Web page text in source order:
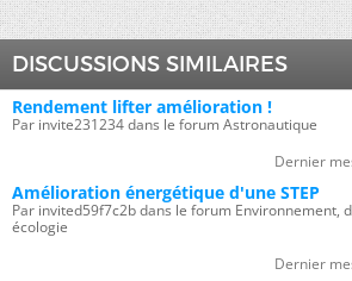
DISCUSSIONS SIMILAIRES
Rendement lifter amélioration !
Par invite231234 dans le forum Astronautique
Dernier
Amélioration énergétique d'une STEP
Par invited59f7c2b dans le forum Environnement,
écologie
Dernier